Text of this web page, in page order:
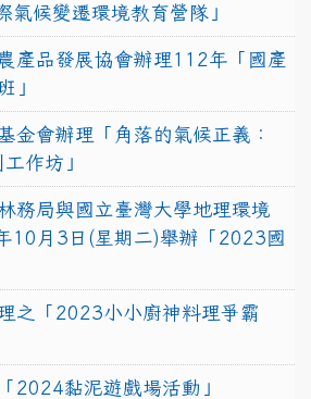
氣候變遷環境教育營隊」
產品發展協會辦理112年「國產
」
金會辦理「角落的氣候正義：
作坊」
務局與國立臺灣大學地理環境
10月3日(星期二)舉辦「2023國
之「2023小小廚神料理爭霸
2024黏泥遊戲場活動」